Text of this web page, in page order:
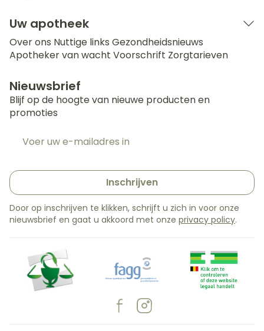
Uw apotheek
Over ons Nuttige links Gezondheidsnieuws
Apotheker van wacht Voorschrift Zorgtarieven
Nieuwsbrief
Blijf op de hoogte van nieuwe producten en
promoties
Inschrijven
Door op inschrijven te klikken, schrijft u zich in voor onze
nieuwsbrief en gaat u akkoord met onze privacy policy.